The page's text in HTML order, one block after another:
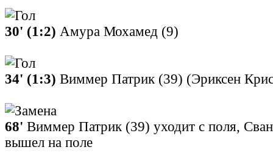
30' (1:2) Амура Мохамед (9)
34' (1:3) Виммер Патрик (39) (Эриксен
68' Виммер Патрик (39) уходит с поля,
вышел на поле